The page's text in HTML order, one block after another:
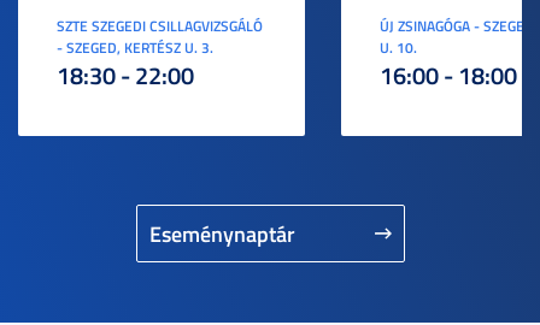
Eseménynaptár
SZTE SZEGEDI CSILLAGVIZSGÁLÓ
- SZEGED, KERTÉSZ U. 3.
18:30 - 22:00
ÚJ ZSINAGÓGA -
U. 10.
16:00 - 18:00